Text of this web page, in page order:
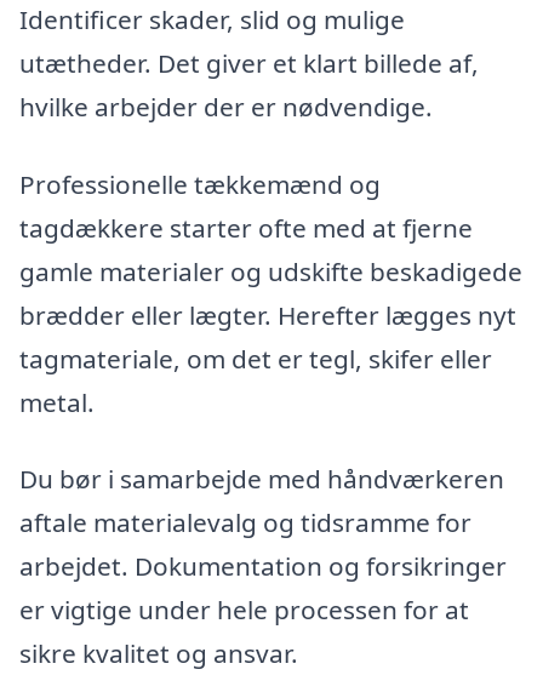
Identificer skader, slid og mulige
utætheder. Det giver et klart billede af,
hvilke arbejder der er nødvendige.
Professionelle tækkemænd og
tagdækkere starter ofte med at fjerne
gamle materialer og udskifte beskadigede
brædder eller lægter. Herefter lægges nyt
tagmateriale, om det er tegl, skifer eller
metal.
Du bør i samarbejde med håndværkeren
aftale materialevalg og tidsramme for
arbejdet. Dokumentation og forsikringer
er vigtige under hele processen for at
sikre kvalitet og ansvar.